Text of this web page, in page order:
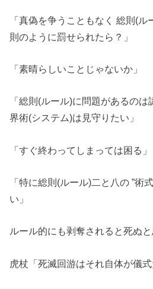
「真偽を争うこともなく 総則(
則のように罰せられたら？」
「素晴らしいことじゃないか」
「総則(ルール)に問題があるの
界術(システム)は見守りたい」
「すぐ終わってしまっては困る」
「特に総則(ルール)二と八の ”術
い」
ルール的にも剥奪されると死ぬと
虎杖「死滅回游はそれ自体が儀式